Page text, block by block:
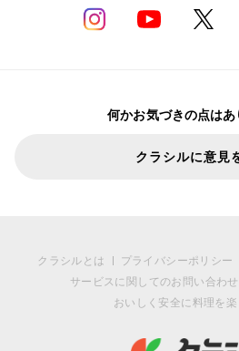
何かお気づきの点はあ
クラシルに意見
クラシルとは プライバシーポリシー
サービスに関してのお問い合わせ
おいしく安全に料理を